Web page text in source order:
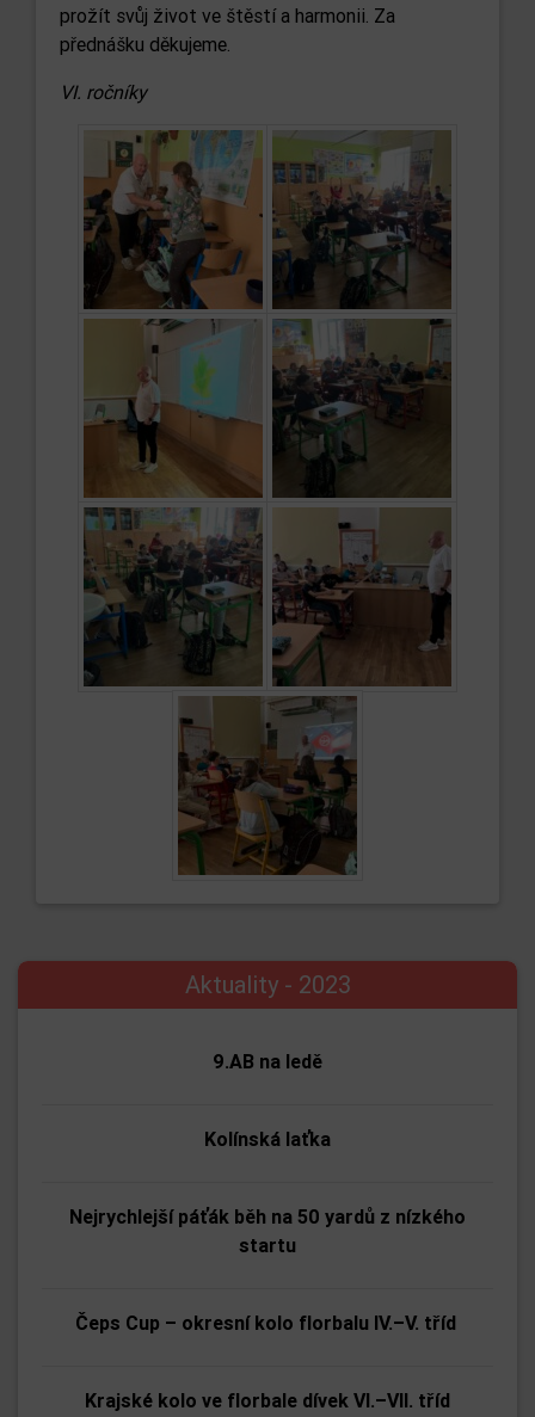
prožít svůj život ve štěstí a harmonii. Za
přednášku děkujeme.
VI. ročníky
Aktuality - 2023
9.AB na ledě
Kolínská laťka
Nejrychlejší páťák běh na 50 yardů z nízkého
startu
Čeps Cup – okresní kolo florbalu IV.–V. tříd
Krajské kolo ve florbale dívek VI.–VII. tříd